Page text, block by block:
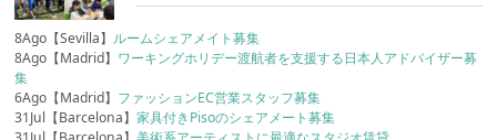
8Ago【Sevilla】 ルームシェアメイト募集
8Ago【Madrid】 ワーキングホリデー渡航者を支援する日本人アドバイザー募
集
6Ago【Madrid】 ファッションEC営業スタッフ募集
31Jul【Barcelona】家具付きPisoのシェアメート募集